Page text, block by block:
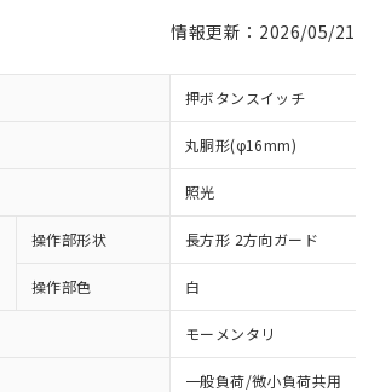
情報更新：2026/05/21
押ボタンスイッチ
丸胴形(φ16mm)
照光
操作部形状 長方形 2方向ガード
操作部色 白
モーメンタリ
一般負荷/微小負荷共用